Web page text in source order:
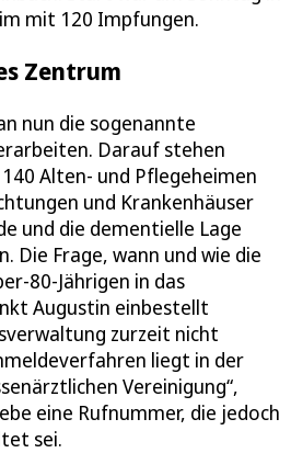
mit 120 Impfungen.
Zentrum
nun die sogenannte
Darauf stehen
Alten- und Pflegeheimen
und Krankenhäuser
und die dementielle Lage
Die Frage, wann und wie die
80-Jährigen in das
Augustin einbestellt
zurzeit nicht
liegt in der
Vereinigung“,
eine Rufnummer, die jedoch
sei.